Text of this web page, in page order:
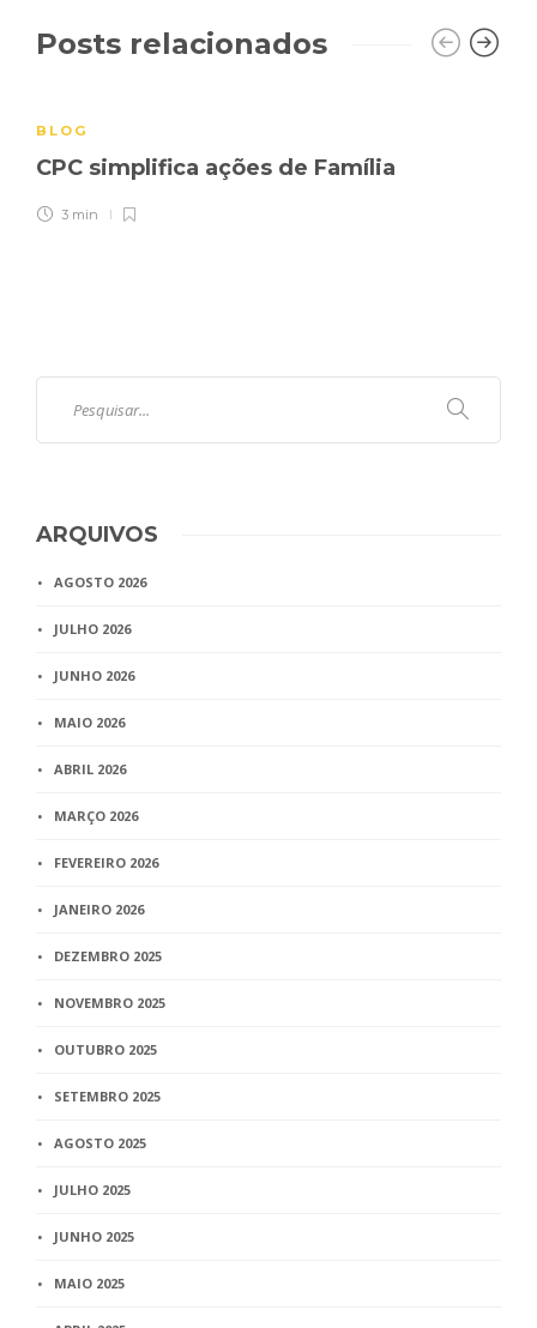
Posts relacionados
BLOG
CPC simplifica ações de Família
3 min
ARQUIVOS
AGOSTO 2026
JULHO 2026
JUNHO 2026
MAIO 2026
ABRIL 2026
MARÇO 2026
FEVEREIRO 2026
JANEIRO 2026
DEZEMBRO 2025
NOVEMBRO 2025
OUTUBRO 2025
SETEMBRO 2025
AGOSTO 2025
JULHO 2025
JUNHO 2025
MAIO 2025